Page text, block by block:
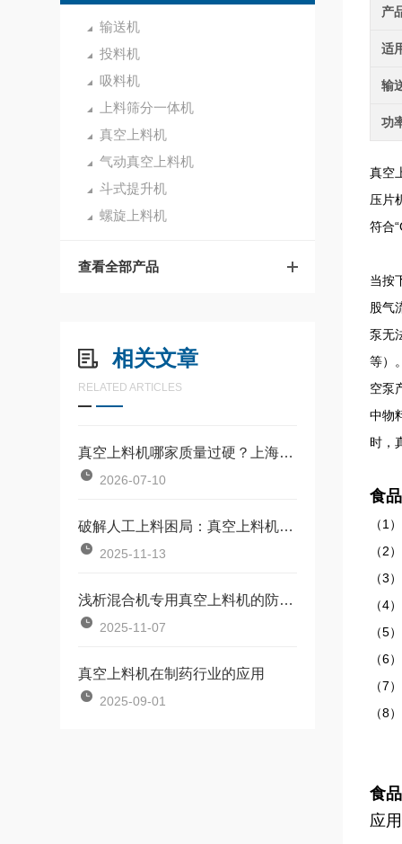
输送机
投料机
吸料机
上料筛分一体机
真空上料机
气动真空上料机
斗式提升机
螺旋上料机
查看全部产品
相关文章
RELATED ARTICLES
真空上料机哪家质量过硬？上海潮锋机械工艺与性能深度解析
2026-07-10
破解人工上料困局：真空上料机如何成为降本增效的关键
2025-11-13
浅析混合机专用真空上料机的防爆设计与除尘技术
2025-11-07
真空上料机在制药行业的应用
2025-09-01
产
适
输
功
真空
压片
符合
当按
股气
泵无
等）
空泵
中物
时，
食
（1
（2
（3
（4
（5
（6
（7
（8
食
应